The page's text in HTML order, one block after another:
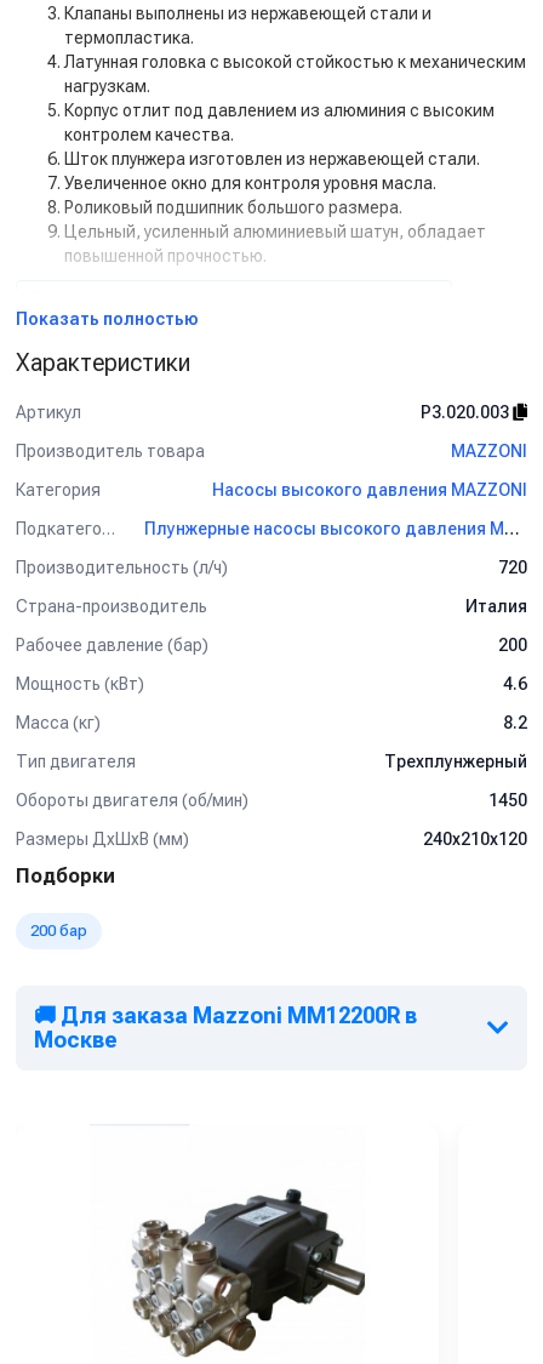
Клапаны выполнены из нержавеющей стали и
термопластика.
Латунная головка с высокой стойкостью к механическим
нагрузкам.
Корпус отлит под давлением из алюминия с высоким
контролем качества.
Шток плунжера изготовлен из нержавеющей стали.
Увеличенное окно для контроля уровня масла.
Роликовый подшипник большого размера.
Цельный, усиленный алюминиевый шатун, обладает
повышенной прочностью.
Показать полностью
Характеристики
Артикул
P3.020.003
Производитель товара
MAZZONI
Категория
Насосы высокого давления MAZZONI
Подкатегория
Плунжерные насосы высокого давления MAZZONI
Производительность (л/ч)
720
Страна-производитель
Италия
Рабочее давление (бар)
200
Мощность (кВт)
4.6
Масса (кг)
8.2
Тип двигателя
Трехплунжерный
Обороты двигателя (об/мин)
1450
Размеры ДхШхВ (мм)
240х210х120
Подборки
200 бар
🚚 Для заказа Mazzoni MM12200R в
Москве